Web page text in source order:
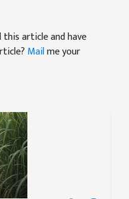
this article and have
Mailme your